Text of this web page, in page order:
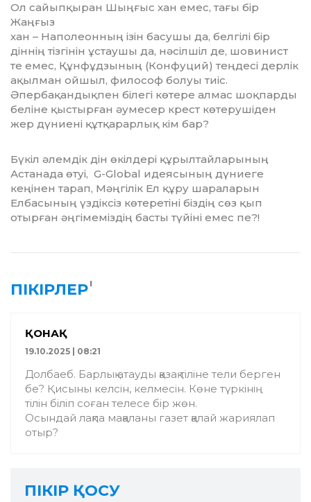
Ол сайыпқыран Шыңғыс хан емес, тағы бір
Жаңғыз
хан – Наполеонның ізін басушы да, белгілі бір
діннің тізгінін ұстаушы да, нәсілшіл де, шовинист
те емес, Құнфұдзының (Конфуций) теңдесі дерлік
ақылман ойшыл, философ болуы тиіс.
Әпербақандықпен білегі көтере алмас шоқпарды
беліне қыстырған әумесер крест көтерушіден
жер дүниені құтқарарлық кім бар?
Бүкіл әлемдік дін өкілдері құрылтайларының
Астанада өтуі, G-Global идеясының дүниеге
кеңінен тарап, Мәңгілік Ел құру шараларын
Елбасының үздіксіз көтеретіні біздің сөз қып
отырған әңгімеміздің басты түйіні емес пе?!
ПІКІРЛЕР1
ҚОНАҚ
19.10.2025 | 08:21
Долбаеб. Барлық атауды қазақ тіліне тели берген
бе? Қисыны келсін, келмесін. Көне түркінің
тілін біліп соған телесе бір жөн.
Осындай лақпа мақаланы газет қалай жариялап
отыр?
ПІКІР ҚОСУ